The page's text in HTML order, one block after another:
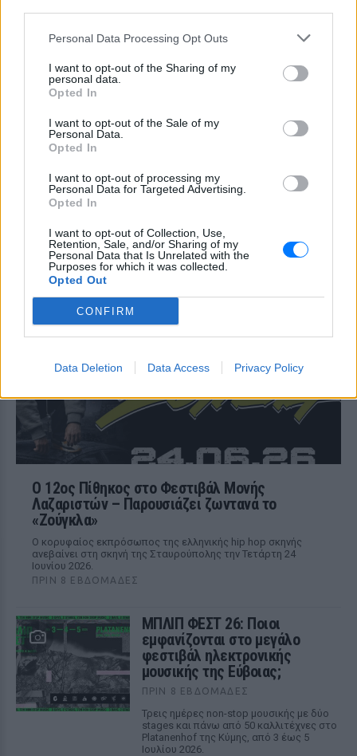
Personal Data Processing Opt Outs
I want to opt-out of the Sharing of my
personal data.
Opted In
I want to opt-out of the Sale of my
Personal Data.
Opted In
I want to opt-out of processing my
Personal Data for Targeted Advertising.
Opted In
I want to opt-out of Collection, Use,
Retention, Sale, and/or Sharing of my
Personal Data that Is Unrelated with the
Purposes for which it was collected.
Opted Out
CONFIRM
Data Deletion Data Access Privacy Policy
ΠΡΙΝ 8 ΕΒΔΟΜΆΔΕΣ
Ένα έργο των Jeffrey Hatcher & Mitch
11ο Edessa Short Film Festival:
νερών
Περιοχή Μύλοι, Έδεσσα - Είσοδος
Ελεύθερη
Μονής Λαζαριστών: Μια βραδιά
γεμάτη μουσική, χιούμορ και
αυθεντική ενέργεια
στη Θεσσαλονίκη για μια μεγάλη
καλοκαιρινή συναυλία την Πέμπτη 25
Ο 12ος Πίθηκος στο Φεστιβάλ Μονής
Λαζαριστών – Παρουσιάζει ζωντανά το
«Ζούγκλα»
Ο κορυφαίος εκπρόσωπος της ελληνικής hip hop σκηνής
ανεβαίνει στη σκηνή της Σταυρούπολης την Τετάρτη 24
Ιουνίου 2026.
ΠΡΙΝ 8 ΕΒΔΟΜΆΔΕΣ
ΜΠΛΙΠ ΦΕΣΤ 26: Ποιοι
εμφανίζονται στο μεγάλο
φεστιβάλ ηλεκτρονικής
μουσικής της Εύβοιας;
ΠΡΙΝ 8 ΕΒΔΟΜΆΔΕΣ
Τρεις ημέρες non-stop μουσικής με δύο
stages και πάνω από 50 καλλιτέχνες στο
Platanenhof της Κύμης, από 3 έως 5
Ιουλίου 2026.